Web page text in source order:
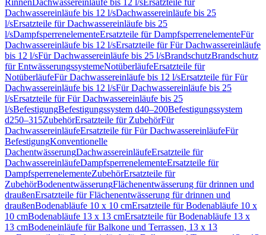
RinnenDachwassereinläufe bis 12 l/sErsatzteile für
Dachwassereinläufe bis 12 l/sDachwassereinläufe bis 25
l/sErsatzteile für Dachwassereinläufe bis 25
l/sDampfsperrenelementeErsatzteile für DampfsperrenelementeFür
Dachwassereinläufe bis 12 l/sErsatzteile für Für Dachwassereinläufe
bis 12 l/sFür Dachwassereinläufe bis 25 l/sBrandschutzBrandschutz
für EntwässerungssystemeNotüberläufeErsatzteile für
NotüberläufeFür Dachwassereinläufe bis 12 l/sErsatzteile für Für
Dachwassereinläufe bis 12 l/sFür Dachwassereinläufe bis 25
l/sErsatzteile für Für Dachwassereinläufe bis 25
l/sBefestigungBefestigungssystem d40–200Befestigungssystem
d250–315ZubehörErsatzteile für ZubehörFür
DachwassereinläufeErsatzteile für Für DachwassereinläufeFür
BefestigungKonventionelle
DachentwässerungDachwassereinläufeErsatzteile für
DachwassereinläufeDampfsperrenelementeErsatzteile für
DampfsperrenelementeZubehörErsatzteile für
ZubehörBodenentwässerungFlächenentwässerung für drinnen und
draußenErsatzteile für Flächenentwässerung für drinnen und
draußenBodenabläufe 10 x 10 cmErsatzteile für Bodenabläufe 10 x
10 cmBodenabläufe 13 x 13 cmErsatzteile für Bodenabläufe 13 x
13 cmBodeneinläufe für Balkone und Terrassen, 13 x 13